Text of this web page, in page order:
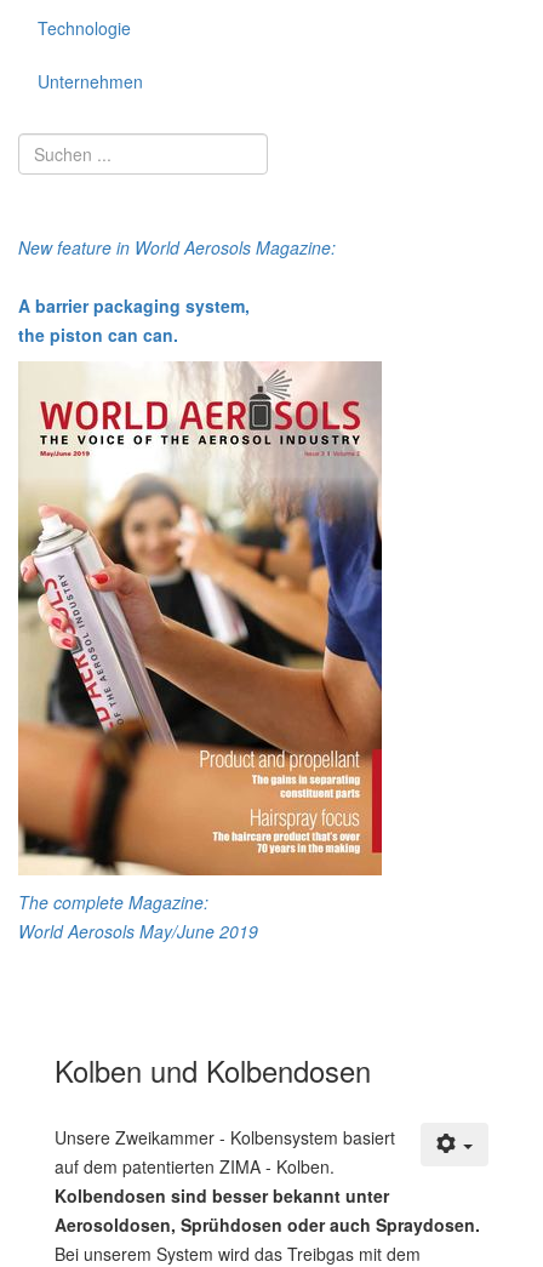
Technologie
Unternehmen
New feature in World Aerosols Magazine:
A barrier packaging system,
the piston can can.
The complete Magazine:
World Aerosols May/June 2019
Kolben und Kolbendosen
Unsere Zweikammer - Kolbensystem basiert
auf dem patentierten ZIMA - Kolben.
Kolbendosen sind besser bekannt unter
Aerosoldosen, Sprühdosen oder auch Spraydosen.
Bei unserem System wird das Treibgas mit dem